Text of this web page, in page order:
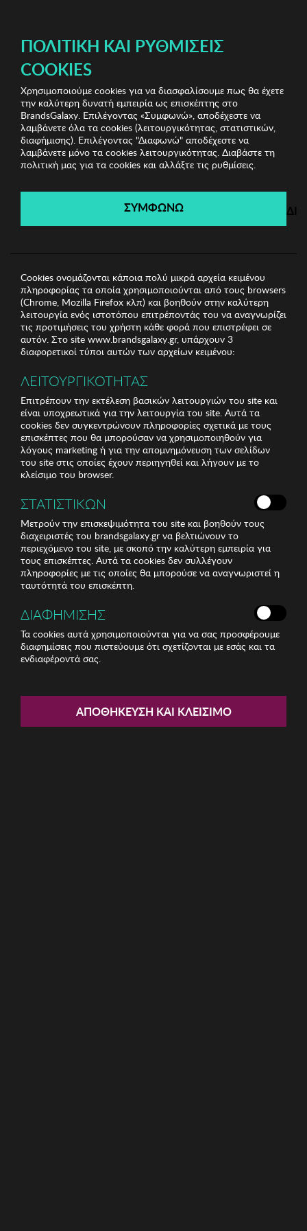
Home Accessories Είδη σπιτιού
Σετ Σεντόνια Super
King Zsa Zsa Zsu
Home Accessories
Λήγει σε: 00ημέρες | 00ώρες 00λεπτά 00δευτ.
Σετ Σεντόνια Super King Zsa Zsa
ΠΟΛΙΤΙΚΉ ΚΑΙ ΡΥΘΜΊΣΕΙΣ
COOKIES
Χρησιμοποιούμε cookies για να διασφαλίσουμε πως θα έχετε
την καλύτερη δυνατή εμπειρία ως επισκέπτης στο
BrandsGalaxy. Επιλέγοντας «Συμφωνώ», αποδέχεστε να
λαμβάνετε όλα τα cookies (λειτουργικότητας, στατιστικών,
διαφήμισης). Επιλέγοντας "Διαφωνώ" αποδέχεστε να
λαμβάνετε μόνο τα cookies λειτουργικότητας. Διαβάστε τη
πολιτική μας για τα cookies και αλλάξτε τις ρυθμίσεις.
ΣΥΜΦΩΝΩ
Cookies ονομάζονται κάποια πολύ μικρά αρχεία κειμένου
πληροφορίας τα οποία χρησιμοποιούνται από τους browsers
(Chrome, Mozilla Firefox κλπ) και βοηθούν στην καλύτερη
λειτουργία ενός ιστοτόπου επιτρέποντάς του να αναγνωρίζει
τις προτιμήσεις του χρήστη κάθε φορά που επιστρέφει σε
αυτόν. Στο site www.brandsgalaxy.gr, υπάρχουν 3
διαφορετικοί τύποι αυτών των αρχείων κειμένου:
ΛΕΙΤΟΥΡΓΙΚΟΤΗΤΑΣ
Επιτρέπουν την εκτέλεση βασικών λειτουργιών του site και
είναι υποχρεωτικά για την λειτουργία του site. Αυτά τα
cookies δεν συγκεντρώνουν πληροφορίες σχετικά με τους
επισκέπτες που θα μπορούσαν να χρησιμοποιηθούν για
λόγους marketing ή για την απομνημόνευση των σελίδων
του site στις οποίες έχουν περιηγηθεί και λήγουν με το
κλείσιμο του browser.
ΣΤΑΤΙΣΤΙΚΩΝ
Μετρούν την επισκεψιμότητα του site και βοηθούν τους
διαχειριστές του brandsgalaxy.gr να βελτιώνουν το
περιεχόμενο του site, με σκοπό την καλύτερη εμπειρία για
τους επισκέπτες. Αυτά τα cookies δεν συλλέγουν
πληροφορίες με τις οποίες θα μπορούσε να αναγνωριστεί η
ταυτότητά του επισκέπτη.
ΔΙΑΦΗΜΙΣΗΣ
Τα cookies αυτά χρησιμοποιούνται για να σας προσφέρουμε
διαφημίσεις που πιστεύουμε ότι σχετίζονται με εσάς και τα
ενδιαφέροντά σας.
ΑΠΟΘΉΚΕΥΣΗ ΚΑΙ ΚΛΕΊΣΙΜΟ